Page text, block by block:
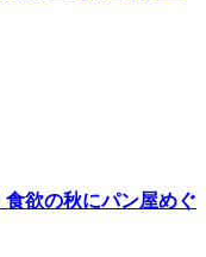
食欲の秋にパン屋めぐ